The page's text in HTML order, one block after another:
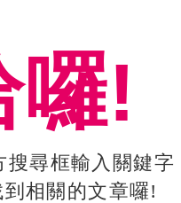
囉!
搜尋框輸入關鍵字
相關的文章囉!